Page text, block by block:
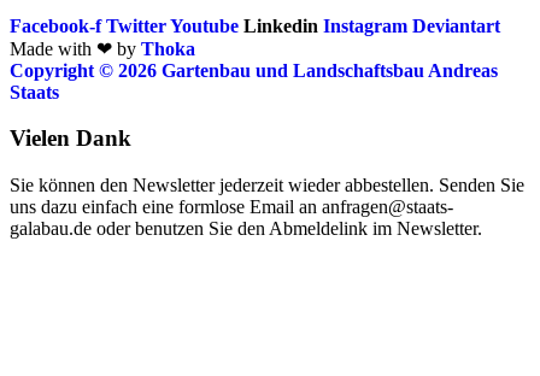
Facebook-f TwitterYoutube Linkedin Instagram Deviantart
Made with ❤ by Thoka
Copyright © 2026 Gartenbau und Landschaftsbau Andreas
Staats
Vielen Dank
Sie können den Newsletter jederzeit wieder abbestellen. Senden Sie
uns dazu einfach eine formlose Email an anfragen@staats-
galabau.de oder benutzen Sie den Abmeldelink im Newsletter.